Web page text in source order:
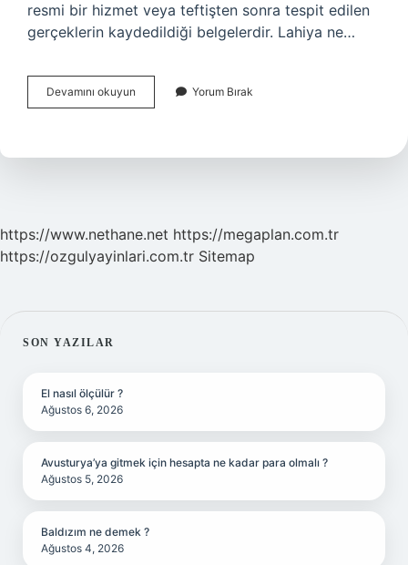
resmi bir hizmet veya teftişten sonra tespit edilen
gerçeklerin kaydedildiği belgelerdir. Lahiya ne…
Devamını okuyun
Ve
Demek
Yorum Bırak
https://www.nethane.net https://megaplan.com.tr
https://ozgulyayinlari.com.tr Sitemap
SIDEBAR
SON YAZILAR
El nasıl ölçülür ?
Ağustos 6, 2026
Avusturya’ya gitmek için hesapta ne kadar para olmalı ?
Ağustos 5, 2026
Baldızım ne demek ?
Ağustos 4, 2026